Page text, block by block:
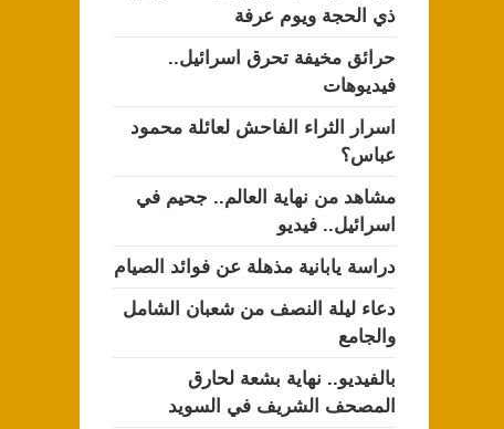
ذي الحجة ويوم عرفة
حرائق مخيفة تحرق اسرائيل..
فيديوهات
اسرار الثراء الفاحش لعائلة محمود
عباس؟
مشاهد من نهاية العالم.. جحيم في
اسرائيل.. فيديو
دراسة يابانية مذهلة عن فوائد الصيام
دعاء ليلة النصف من شعبان الشامل
والجامع
بالفيديو.. نهاية بشعة لحارق
المصحف الشريف في السويد